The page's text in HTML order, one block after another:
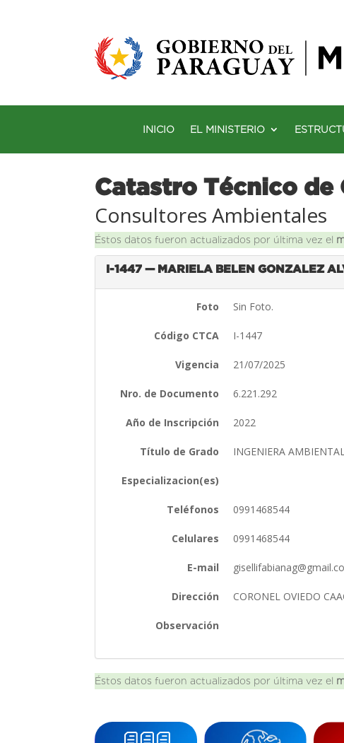
INICIO EL MINISTERIO
Catastro Técnico
Consultores Ambientales
Éstos datos fueron actualizados por última vez el
I-1447 — MARIELA BELEN GONZALEZ
Foto Sin Foto.
Código CTCA I-1447
Vigencia 21/07/2025
Nro. de Documento 6.221.292
Año de Inscripción 2022
Título de Grado INGENIERA AMBIENTAL
Especializacion(es)
Teléfonos 0991468544
Celulares 0991468544
E-mail
Dirección CORONEL OVIEDO
Observación
Éstos datos fueron actualizados por última vez el